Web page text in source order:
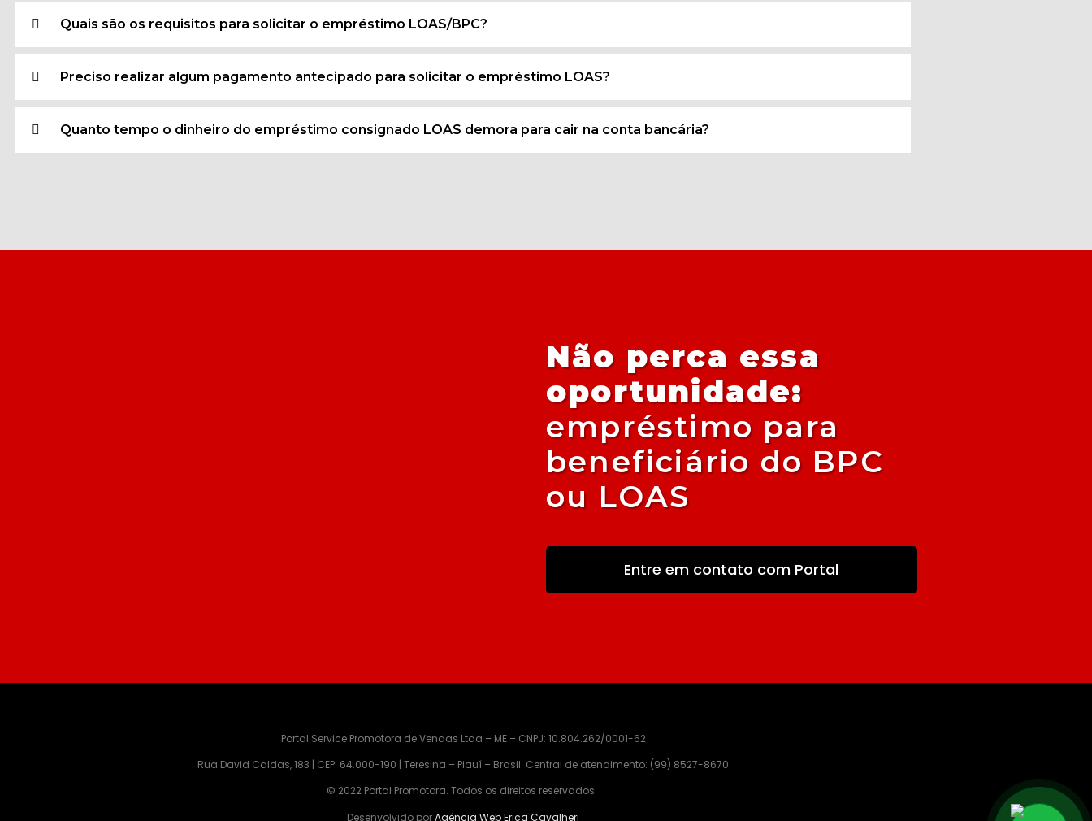
Quais são os requisitos para solicitar o empréstimo LOAS/BPC?
Preciso realizar algum pagamento antecipado para solicitar o empréstimo LOAS?
Quanto tempo o dinheiro do empréstimo consignado LOAS demora para cair na conta bancária?
Não perca essa
oportunidade:
empréstimo para
beneficiário do BPC
ou LOAS
Entre em contato com Portal
Portal Service Promotora de Vendas Ltda – ME – CNPJ: 10.804.262/0001-62
Rua David Caldas, 183 | CEP: 64.000-190 | Teresina – Piauí – Brasil. Central de atendimento: (99) 8527-8670‬
© 2022 Portal Promotora. Todos os direitos reservados.
Desenvolvido porAgência Web Erica Cavalheri